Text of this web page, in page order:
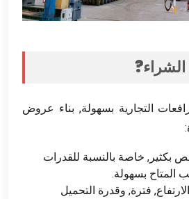
الشراء?
التجارية بسهولة, بناء عروض
بكثير, خاصة بالنسبة للقدرات
المتاح بسهولة.
فترة, وقدرة التحميل